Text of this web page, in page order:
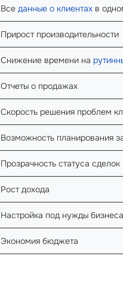
Все данные о клиентах в
Прирост производительности
Снижение времени на
Отчеты о продажах
Скорость решения проблем
Возможность планирования
Прозрачность статуса сделок
Рост дохода
Настройка под нужды бизнеса
Экономия бюджета